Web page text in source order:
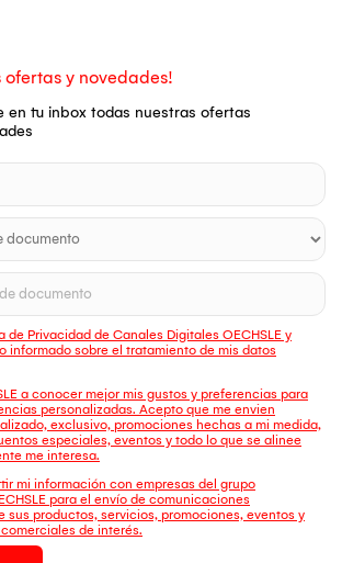
ofertas y novedades!
en tu inbox todas nuestras ofertas
de Privacidad de Canales Digitales OECHSLE y
informado sobre el tratamiento de mis datos
a conocer mejor mis gustos y preferencias para
personalizadas. Acepto que me envien
exclusivo, promociones hechas a mi medida,
especiales, eventos y todo lo que se alinee
me interesa.
mi información con empresas del grupo
para el envío de comunicaciones
sus productos, servicios, promociones, eventos y
de interés.